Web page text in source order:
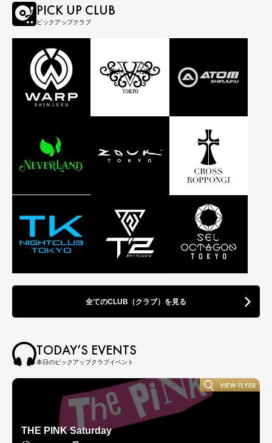
PICK UP CLUB
ピックアップクラブ
全てのCLUB（クラブ）を見る
TODAY’S EVENTS
本日のピックアップクラブイベント
THE PINK Saturday
VIEW FLYER